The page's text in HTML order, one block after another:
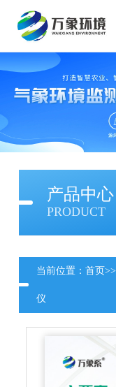
产品中心
PRODUCT
当前位置： 首页>>
仪